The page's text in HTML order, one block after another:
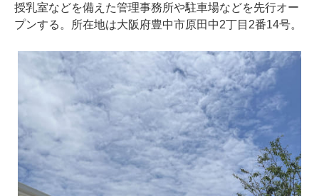
授乳室などを備えた管理事務所や駐車場などを先行オー
プンする。所在地は大阪府豊中市原田中2丁目2番14号。